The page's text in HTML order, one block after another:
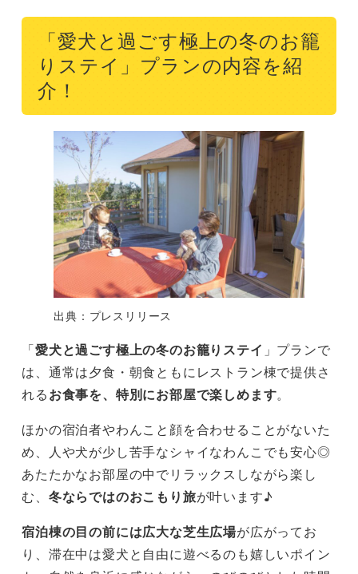
「愛犬と過ごす極上の冬のお籠
りステイ」プランの内容を紹
介！
出典：プレスリリース
「愛犬と過ごす極上の冬のお籠りステイ 」プランで
は、通常は夕食・朝食ともにレストラン棟で提供さ
れるお食事を、特別にお部屋で楽しめます。
ほかの宿泊者やわんこと顔を合わせることがないた
め、人や犬が少し苦手なシャイなわんこでも安心◎
あたたかなお部屋の中でリラックスしながら楽し
む、 冬ならではのおこもり旅が叶います♪
宿泊棟の目の前には広大な芝生広場が広がってお
り、滞在中は愛犬と自由に遊べるのも嬉しいポイン